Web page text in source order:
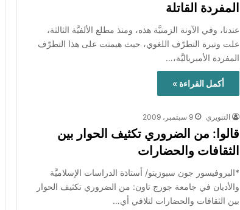
المفردة القاتلة
عندنا، وفي الآونة الزمنيَّة هذه، ومنذ مطلع الألفيَّة الثالثة،
علت وتيرة التطرّف اللغوي، حيث هيمنت على هذا التطرّف
المفردة الأمبرياليَّة،…
أكمل القراءة »
التنويري 9 سبتمبر، 2009
قالوا: من الضروري تكثيف الحوار بين
الثقافات والحضارات
*البروفيسور جون سبوزيتو/ أستاذة الدراسات الإسلاميَّة
والأديان في جامعة جورج تاون: من الضروري تكثيف الحوار
بين الثقافات والحضارات لتلافي أي…